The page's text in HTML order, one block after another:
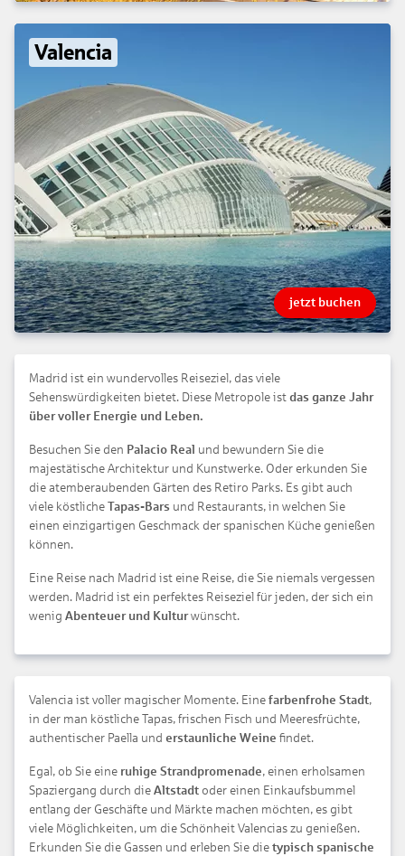
Valencia
jetzt buchen
Madrid ist ein wundervolles Reiseziel, das viele
Sehenswürdigkeiten bietet. Diese Metropole ist das ganze Jahr
über voller Energie und Leben.
Besuchen Sie den Palacio Real und bewundern Sie die
majestätische Architektur und Kunstwerke. Oder erkunden Sie
die atemberaubenden Gärten des Retiro Parks. Es gibt auch
viele köstliche Tapas-Bars und Restaurants, in welchen Sie
einen einzigartigen Geschmack der spanischen Küche genießen
können.
Eine Reise nach Madrid ist eine Reise, die Sie niemals vergessen
werden. Madrid ist ein perfektes Reiseziel für jeden, der sich ein
wenig Abenteuer und Kulturwünscht.
Valencia ist voller magischer Momente. Eine farbenfrohe Stadt,
in der man köstliche Tapas, frischen Fisch und Meeresfrüchte,
authentischer Paella und erstaunliche Weine findet.
Egal, ob Sie eine ruhige Strandpromenade, einen erholsamen
Spaziergang durch die Altstadt oder einen Einkaufsbummel
entlang der Geschäfte und Märkte machen möchten, es gibt
viele Möglichkeiten, um die Schönheit Valencias zu genießen.
Erkunden Sie die Gassen und erleben Sie die typisch spanische